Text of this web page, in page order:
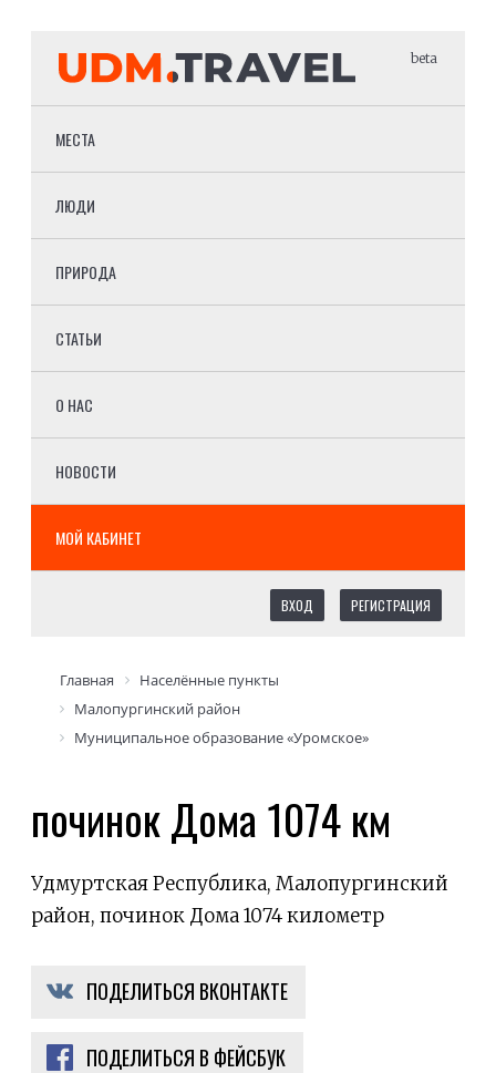
beta
МЕСТА
ЛЮДИ
ПРИРОДА
СТАТЬИ
О НАС
НОВОСТИ
МОЙ КАБИНЕТ
ВХОД РЕГИСТРАЦИЯ
Главная
Населённые пункты
Малопургинский район
Муниципальное образование «Уромское»
починок Дома 1074 км
Удмуртская Республика, Малопургинский
район, починок Дома 1074 километр
ПОДЕЛИТЬСЯ ВКОНТАКТЕ
ПОДЕЛИТЬСЯ В ФЕЙСБУК